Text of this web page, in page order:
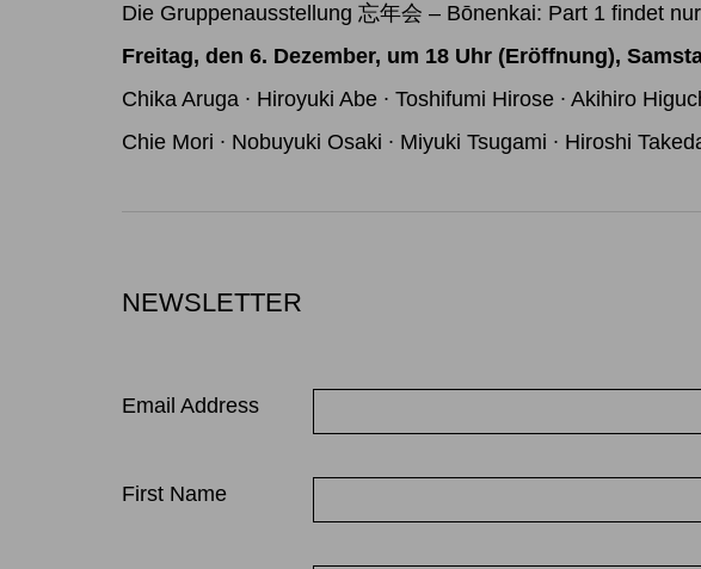
Die Gruppenausstellung 忘年会 – Bōnenkai: Part 1 findet
Freitag, den 6. Dezember, um 18 Uhr (Eröffnung),
Chika Aruga ∙ Hiroyuki Abe ∙ Toshifumi Hirose ∙ Akihiro
Chie Mori ∙ Nobuyuki Osaki ∙ Miyuki Tsugami ∙ Hiroshi
NEWSLETTER
Email Address
First Name